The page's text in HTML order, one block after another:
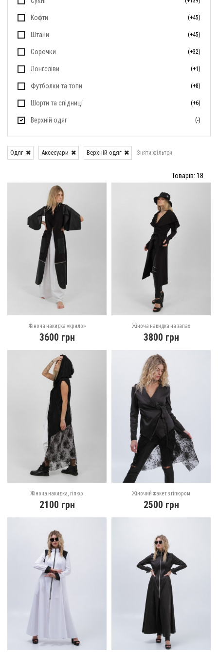
Кофти (+45)
Штани (+45)
Сорочки (+32)
Лонгсліви (+1)
Футболки та топи (+8)
Шорти та спідниці (+6)
Верхній одяг (-)
Одяг Аксесуари Верхній одяг Зняти фільтри
Товарів: 18
Жіноча накидка «крило»
3600 грн
Жіноча накидка на запах
3800 грн
Жіноча накидка, гіпюр
2100 грн
Жіночий жакет з гіпюром
2500 грн